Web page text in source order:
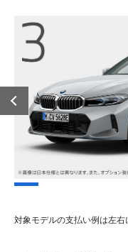
対象モデルの支払い例は左右